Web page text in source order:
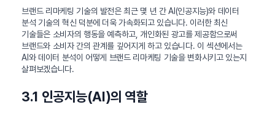
브랜드 리마케팅 기술의 발전은 최근 몇 년 간 AI(인공지능)와 데이터
분석 기술의 혁신 덕분에 더욱 가속화되고 있습니다. 이러한 최신
기술들은 소비자의 행동을 예측하고, 개인화된 광고를 제공함으로써
브랜드와 소비자 간의 관계를 깊어지게 하고 있습니다. 이 섹션에서는
AI와 데이터 분석이 어떻게 브랜드 리마케팅 기술을 변화시키고 있는지
살펴보겠습니다.
3.1 인공지능(AI)의 역할